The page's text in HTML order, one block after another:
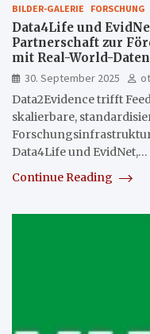
BILDER-GALERIE FORSCHUNG
Data4Life und
Partnerschaft zur
mit Real-World-Daten
30. September 2025
Data2Evidence trifft
skalierbare,
Data4Life und EvidNet,…
Continue Reading